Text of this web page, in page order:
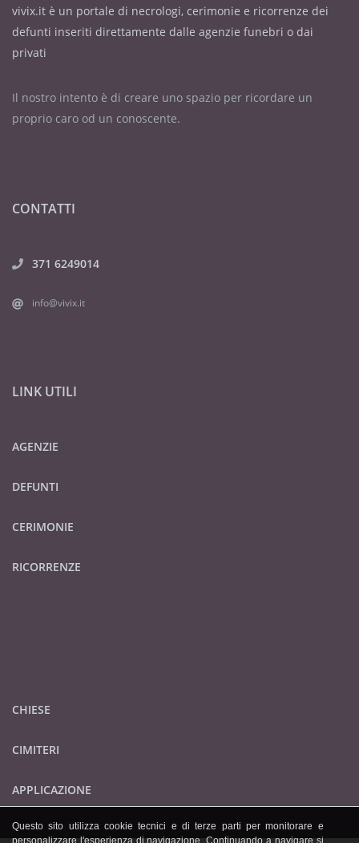
vivix.it è un portale di necrologi, cerimonie e ricorrenze dei
defunti inseriti direttamente dalle agenzie funebri o dai
privati
Il nostro intento è di creare uno spazio per ricordare un
proprio caro od un conoscente.
CONTATTI
371 6249014
info@vivix.it
LINK UTILI
AGENZIE
DEFUNTI
CERIMONIE
RICORRENZE
CHIESE
CIMITERI
APPLICAZIONE
Questo sito utilizza cookie tecnici e di terze parti per monitorare e
personalizzare l'esperienza di navigazione. Continuando a navigare si